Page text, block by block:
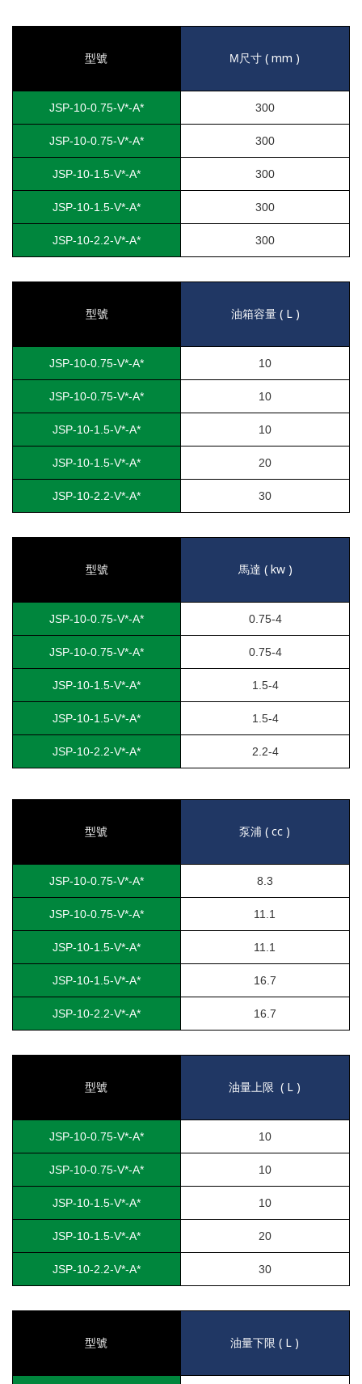
型號 M尺寸 ( mm )
JSP-10-0.75-V*-A* 300
JSP-10-0.75-V*-A* 300
JSP-10-1.5-V*-A* 300
JSP-10-1.5-V*-A* 300
JSP-10-2.2-V*-A* 300
型號 油箱容量( L )
JSP-10-0.75-V*-A* 10
JSP-10-0.75-V*-A* 10
JSP-10-1.5-V*-A* 10
JSP-10-1.5-V*-A* 20
JSP-10-2.2-V*-A* 30
型號 馬達 ( kw )
JSP-10-0.75-V*-A* 0.75-4
JSP-10-0.75-V*-A* 0.75-4
JSP-10-1.5-V*-A* 1.5-4
JSP-10-1.5-V*-A* 1.5-4
JSP-10-2.2-V*-A* 2.2-4
型號 泵浦 ( cc )
JSP-10-0.75-V*-A* 8.3
JSP-10-0.75-V*-A* 11.1
JSP-10-1.5-V*-A* 11.1
JSP-10-1.5-V*-A* 16.7
JSP-10-2.2-V*-A* 16.7
型號 油量上限 ( L )
JSP-10-0.75-V*-A* 10
JSP-10-0.75-V*-A* 10
JSP-10-1.5-V*-A* 10
JSP-10-1.5-V*-A* 20
JSP-10-2.2-V*-A* 30
型號 油量下限 ( L )